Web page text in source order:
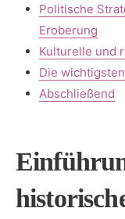
Politische
Eroberung
Kulturelle und
Die
Abschließend